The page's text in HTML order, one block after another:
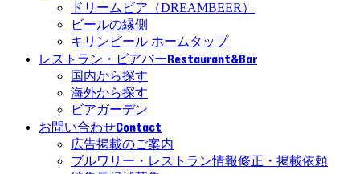
ドリームビア（DREAMBEER）
ビールの縁側
キリンビール ホームタップ
レストラン・ビアバーRestaurant&Bar
国内から探す
海外から探す
ビアガーデン
お問い合わせContact
広告掲載のご案内
ブルワリー・レストラン情報修正・掲載依頼